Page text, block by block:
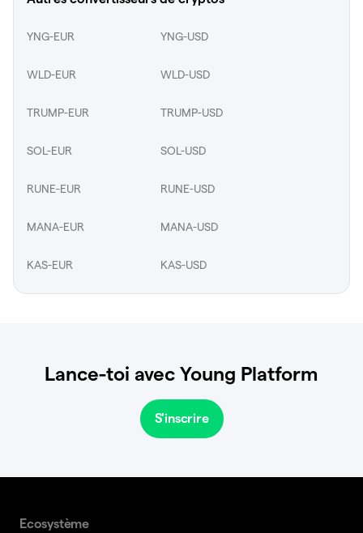
YNG-EUR YNG-USD
WLD-EUR WLD-USD
TRUMP-EUR TRUMP-USD
SOL-EUR SOL-USD
RUNE-EUR RUNE-USD
MANA-EUR MANA-USD
KAS-EUR KAS-USD
Lance-toi avec Young Platform
S'inscrire
Ecosystème